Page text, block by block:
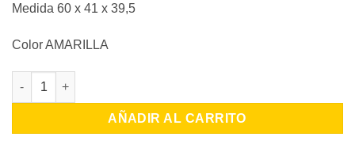
Medida 60 x 41 x 39,5
Color AMARILLA
Papelera con Tapa y Pedal - Capacidad 45 lts - AMARILLA
AÑADIR AL CARRITO